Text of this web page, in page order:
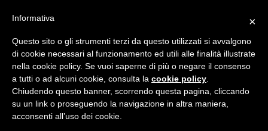
contenuti
cantina_sanpietro_olio_PART3
Pubblicato4 Ottobre 2017alle1200 × 1200inOlio Extra
Vergine d’oliva 0,75 lt
×
Informativa
Questo sito o gli strumenti terzi da questo utilizzati si avvalgono
di cookie necessari al funzionamento ed utili alle finalità illustrate
nella cookie policy. Se vuoi saperne di più o negare il consenso
a tutti o ad alcuni cookie, consulta la cookie policy
Chiudendo questo banner, scorrendo questa pagina, cliccando
su un link o proseguendo la navigazione in altra maniera,
acconsenti all’uso dei cookie.